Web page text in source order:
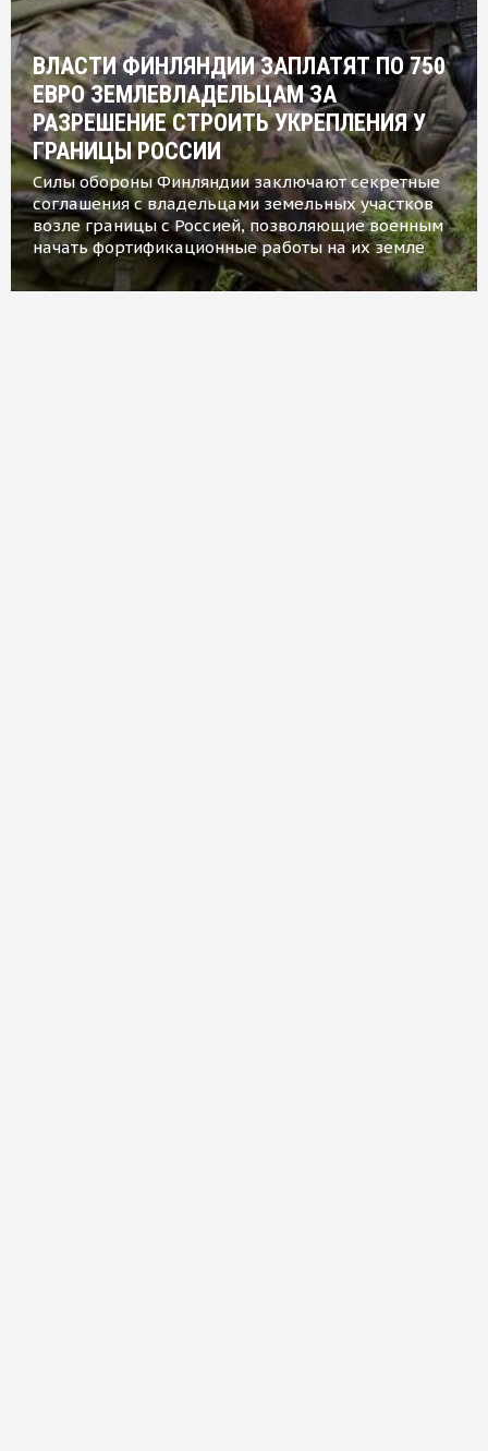
ВЛАСТИ ФИНЛЯНДИИ ЗАПЛАТЯТ ПО 750
ЕВРО ЗЕМЛЕВЛАДЕЛЬЦАМ ЗА
РАЗРЕШЕНИЕ СТРОИТЬ УКРЕПЛЕНИЯ У
ГРАНИЦЫ РОССИИ
Силы обороны Финляндии заключают секретные
соглашения с владельцами земельных участков
возле границы с Россией, позволяющие военным
начать фортификационные работы на их земле